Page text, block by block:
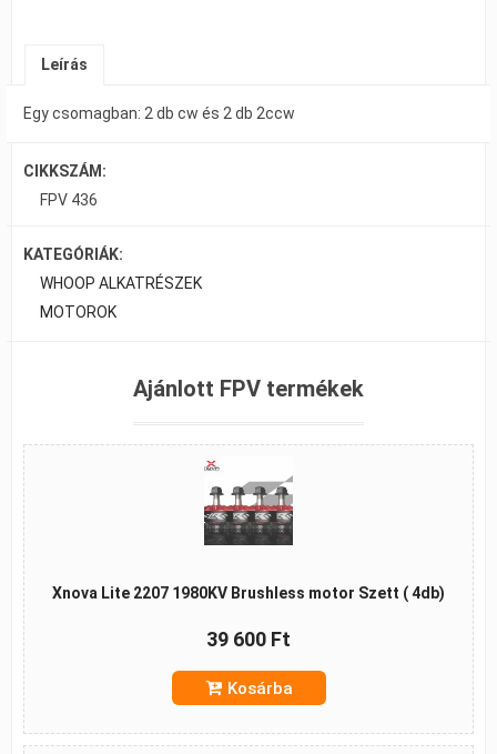
Leírás
Egy csomagban: 2 db cw és 2 db 2ccw
CIKKSZÁM:
FPV 436
KATEGÓRIÁK:
WHOOP ALKATRÉSZEK
MOTOROK
Ajánlott FPV termékek
Xnova Lite 2207 1980KV Brushless motor Szett ( 4db)
39 600 Ft
Kosárba